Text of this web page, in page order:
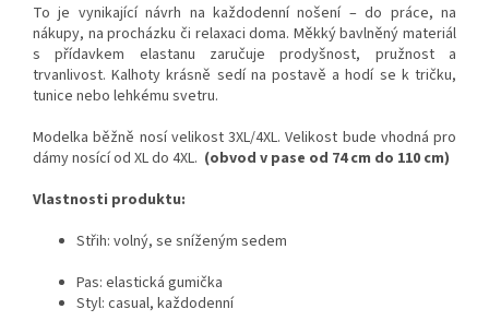
To je vynikající návrh na každodenní nošení – do práce, na
nákupy, na procházku či relaxaci doma. Měkký bavlněný materiál
s přídavkem elastanu zaručuje prodyšnost, pružnost a
trvanlivost. Kalhoty krásně sedí na postavě a hodí se k tričku,
tunice nebo lehkému svetru.
Modelka běžně nosí velikost 3XL/4XL. Velikost bude vhodná pro
dámy nosící od XL do 4XL. (obvod v pase od 74 cm do 110 cm)
Vlastnosti produktu:
Střih: volný, se sníženým sedem
Pas: elastická gumička
Styl: casual, každodenní